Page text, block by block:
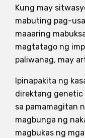
Kung may
mabuting pag-
maaaring
magtatago ng
paliwanag, may
Ipinapakita ng
direktang genetic
sa pamamagitan
magbunga ng
magbukas ng